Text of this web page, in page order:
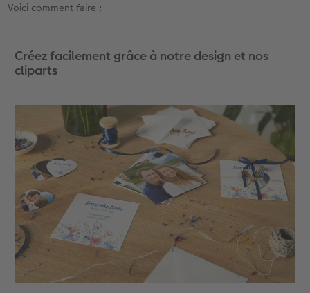
Accessoires
Voici comment faire :
Créez facilement grâce à notre design et nos
cliparts